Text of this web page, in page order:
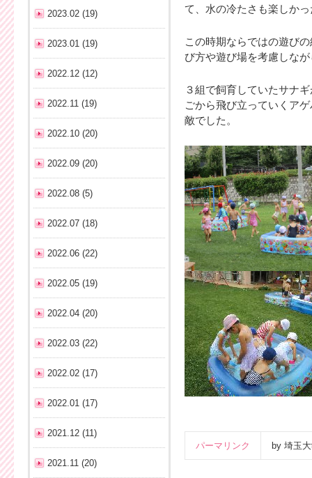
て、水の冷たさも楽しか
この時期ならではの遊び
び方や遊び場を考慮しな
３組で飼育していたサナ
ごから飛び立っていくア
敵でした。
パーマリンク by 埼玉
2023.02 (19)
2023.01 (19)
2022.12 (12)
2022.11 (19)
2022.10 (20)
2022.09 (20)
2022.08 (5)
2022.07 (18)
2022.06 (22)
2022.05 (19)
2022.04 (20)
2022.03 (22)
2022.02 (17)
2022.01 (17)
2021.12 (11)
2021.11 (20)